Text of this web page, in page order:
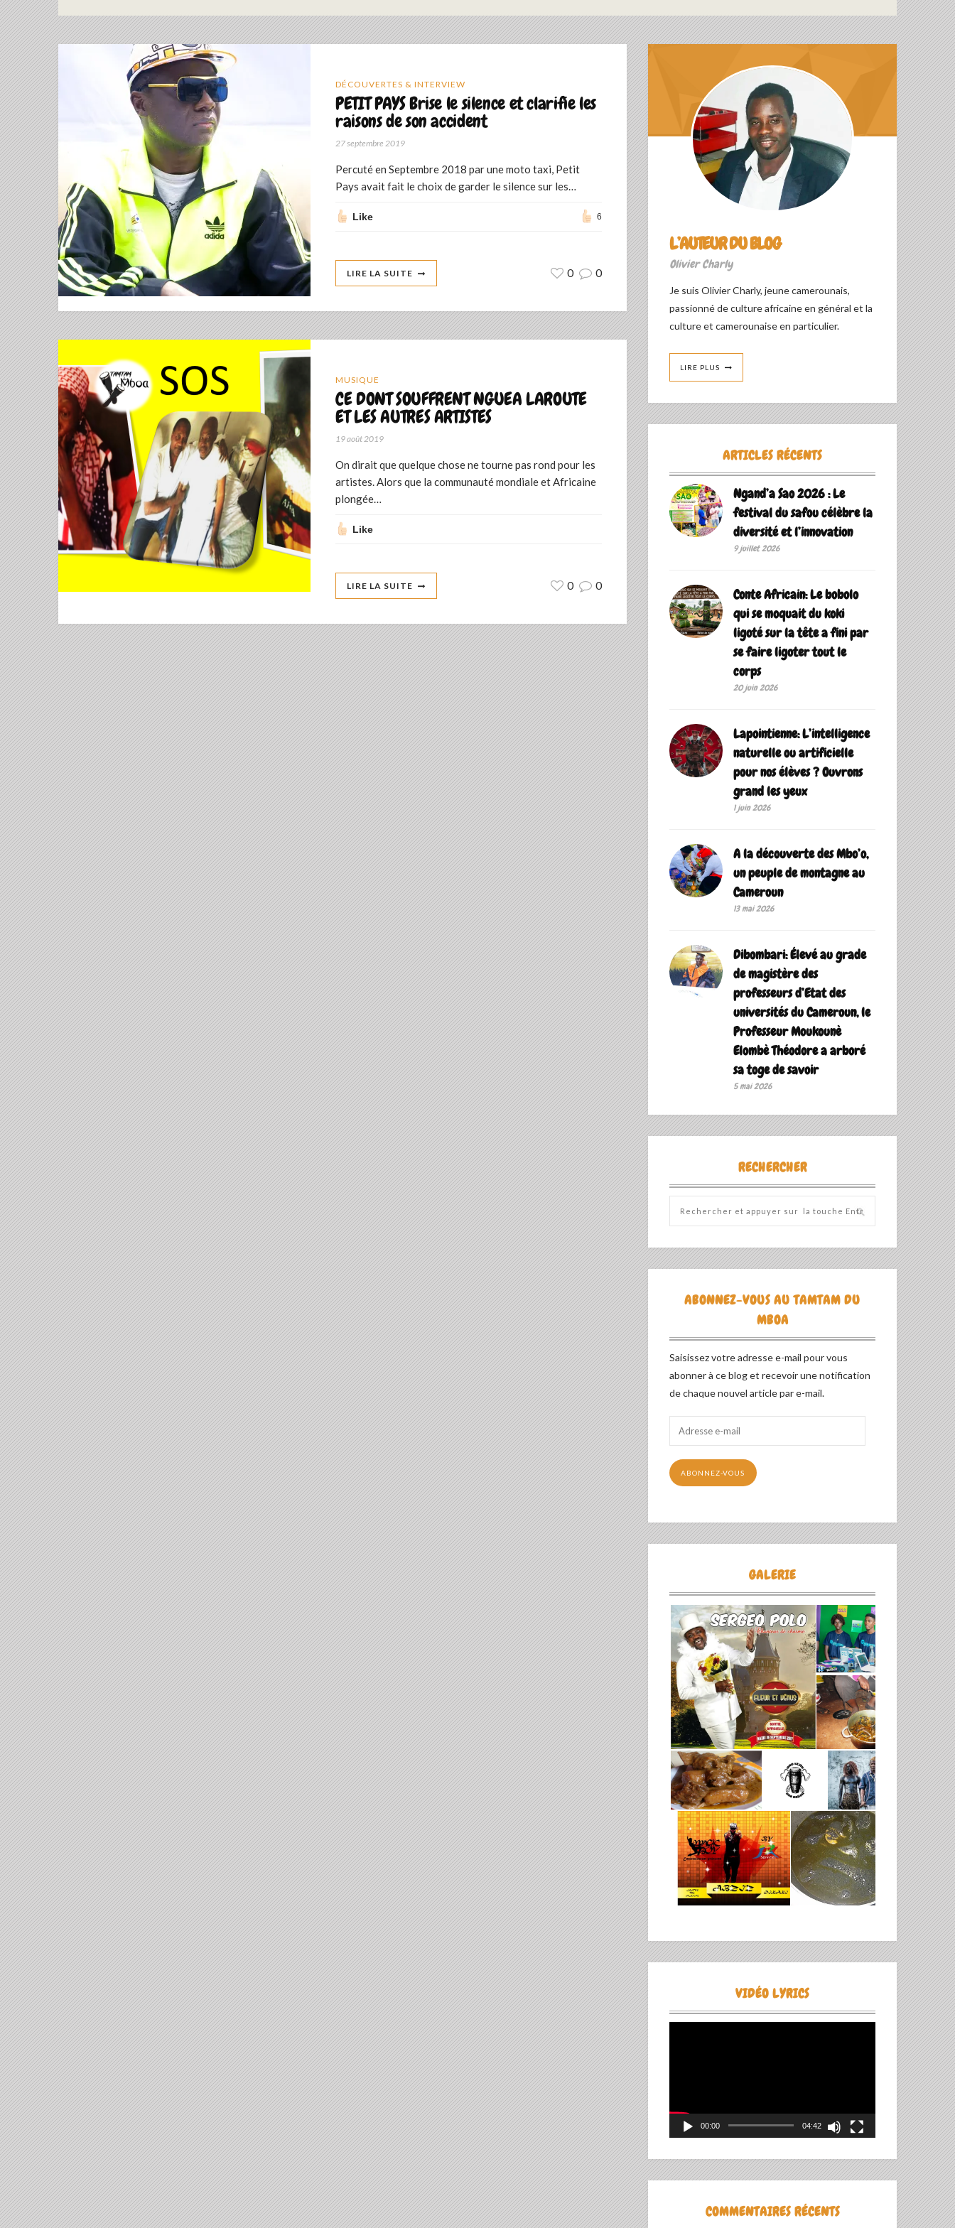
DÉCOUVERTES & INTERVIEW
PETIT PAYS Brise le silence et clarifie les
raisons de son accident
27 septembre 2019
Percuté en Septembre 2018 par une moto taxi, Petit
Pays avait fait le choix de garder le silence sur les…
Like 6
LIRE LA SUITE 0 0
MUSIQUE
CE DONT SOUFFRENT NGUEA LAROUTE
ET LES AUTRES ARTISTES
19 août 2019
On dirait que quelque chose ne tourne pas rond pour les
artistes. Alors que la communauté mondiale et Africaine
plongée…
Like
LIRE LA SUITE 0 0
L’AUTEUR DU BLOG
Olivier Charly
Je suis Olivier Charly, jeune camerounais,
passionné de culture africaine en général et la
culture et camerounaise en particulier.
LIRE PLUS
ARTICLES RÉCENTS
Ngand’a Sao 2026 : Le
festival du safou célèbre la
diversité et l’innovation
9 juillet 2026
Conte Africain: Le bobolo
qui se moquait du koki
ligoté sur la tête a fini par
se faire ligoter tout le
corps
20 juin 2026
Lapointienne: L’intelligence
naturelle ou artificielle
pour nos élèves ? Ouvrons
grand les yeux
1 juin 2026
A la découverte des Mbo’o,
un peuple de montagne au
Cameroun
13 mai 2026
Dibombari: Élevé au grade
de magistère des
professeurs d’Etat des
universités du Cameroun, le
Professeur Moukounè
Elombè Théodore a arboré
sa toge de savoir ‎
5 mai 2026
RECHERCHER
ABONNEZ-VOUS AU TAMTAM DU
MBOA
Saisissez votre adresse e-mail pour vous
abonner à ce blog et recevoir une notification
de chaque nouvel article par e-mail.
mail
ABONNEZ-VOUS
GALERIE
VIDÉO LYRICS
00:00 04:42
COMMENTAIRES RÉCENTS